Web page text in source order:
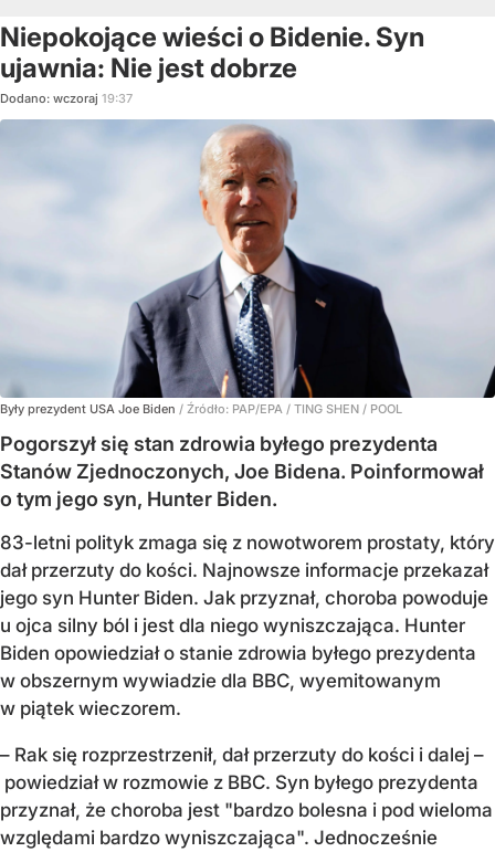
Niepokojące wieści o Bidenie. Syn
ujawnia: Nie jest dobrze
Dodano: wczoraj 19:37
Były prezydent USA Joe Biden / Źródło: PAP/EPA / TING SHEN / POOL
Pogorszył się stan zdrowia byłego prezydenta
Stanów Zjednoczonych, Joe Bidena. Poinformował
o tym jego syn, Hunter Biden.
83-letni polityk zmaga się z nowotworem prostaty, który
dał przerzuty do kości. Najnowsze informacje przekazał
jego syn Hunter Biden. Jak przyznał, choroba powoduje
u ojca silny ból i jest dla niego wyniszczająca. Hunter
Biden opowiedział o stanie zdrowia byłego prezydenta
w obszernym wywiadzie dla BBC, wyemitowanym
w piątek wieczorem.
– Rak się rozprzestrzenił, dał przerzuty do kości i dalej –
powiedział w rozmowie z BBC. Syn byłego prezydenta
przyznał, że choroba jest "bardzo bolesna i pod wieloma
względami bardzo wyniszczająca". Jednocześnie